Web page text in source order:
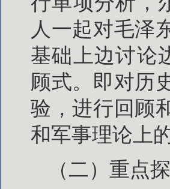
人一起对毛泽
基础上边讨论
顾式。即对历
验，进行回顾
和军事理论上
（二）重点